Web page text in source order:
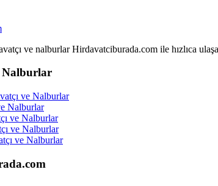
ve nalburlar Hirdavatciburada.com ile hızlıca
Nalburlar
ve Nalburlar
Nalburlar
ve Nalburlar
ve Nalburlar
ve Nalburlar